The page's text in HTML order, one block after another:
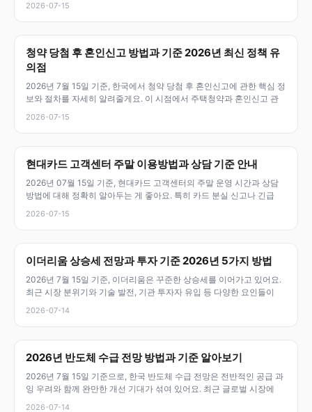
2026-07-15
청약 당첨 후 혼인신고 방법과 기준 2026년 최신 정책 유
의점
2026년 7월 15일 기준, 한국에서 청약 당첨 후 혼인신고에 관한 핵심 정
보와 절차를 자세히 알려줄게요. 이 시점에서 주택청약과 혼인신고 관
2026-07-15
현대카드 고객센터 주말 이용방법과 상담 기준 안내
2026년 07월 15일 기준, 현대카드 고객센터의 주말 운영 시간과 상담
방법에 대해 정확히 알아두는 게 좋아요. 특히 카드 분실 신고나 긴급
2026-07-15
이더리움 상승세 전망과 투자 기준 2026년 5가지 방법
2026년 7월 15일 기준, 이더리움은 꾸준한 상승세를 이어가고 있어요.
최근 시장 분위기와 기술 발전, 기관 투자자 유입 등 다양한 요인들이
2026-07-14
2026년 반도체 수급 전망 방법과 기준 알아보기
2026년 7월 15일 기준으로, 한국 반도체 수급 전망은 전반적인 공급 과
잉 우려와 함께 완만한 개선 기대가 섞여 있어요. 최근 글로벌 시장에
2026-07-14